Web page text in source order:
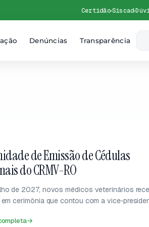
CertidãoSiscad
Denúncias Transparência
de Emissão de Cédulas
do CRMV-RO
de 2027, novos médicos veterinários
cerimônia que contou com a
→
→
→